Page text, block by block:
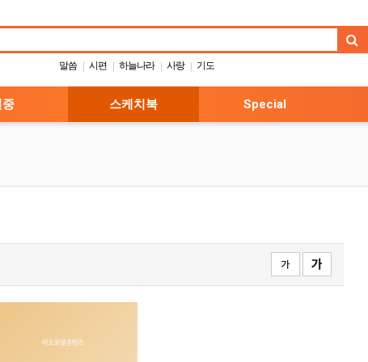
말씀 | 시편 | 하늘나라 | 사랑 | 기도
중 스케치북 Special